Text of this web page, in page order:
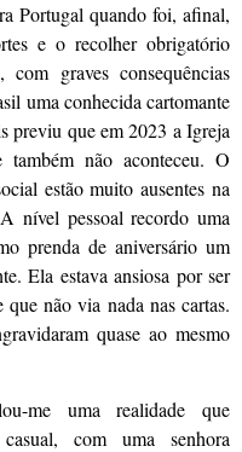
Portugal quando foi, afinal,
e o recolher obrigatório
graves consequências
uma conhecida cartomante
previu que em 2023 a Igreja
não aconteceu. O
estão muito ausentes na
nível pessoal recordo uma
prenda de aniversário um
Ela estava ansiosa por ser
não via nada nas cartas.
quase ao mesmo
me uma realidade que
com uma senhora